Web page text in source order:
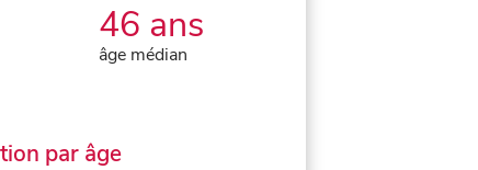
46 ans
âge médian
par âge